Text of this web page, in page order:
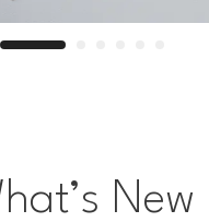
New